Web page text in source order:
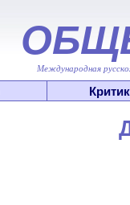
Международная